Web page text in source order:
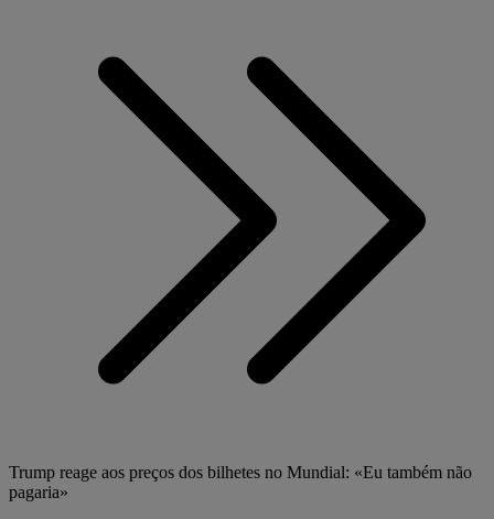
Trump reage aos preços dos bilhetes no Mundial: «Eu também não
pagaria»